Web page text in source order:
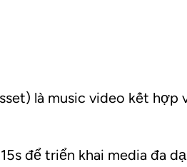
là music video kết hợp
để triển khai media đa